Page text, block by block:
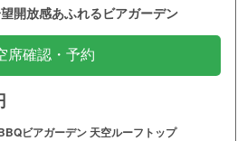
開放感あふれるビアガーデン
席確認・予約
ビアガーデン 天空ルーフトップ